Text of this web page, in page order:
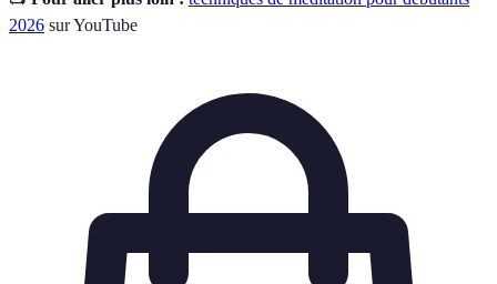
2026 sur YouTube